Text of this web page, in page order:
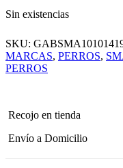
Sin existencias
SKU:
MARCAS, PERROS,
PERROS
Recojo en tienda
Envío a Domicilio